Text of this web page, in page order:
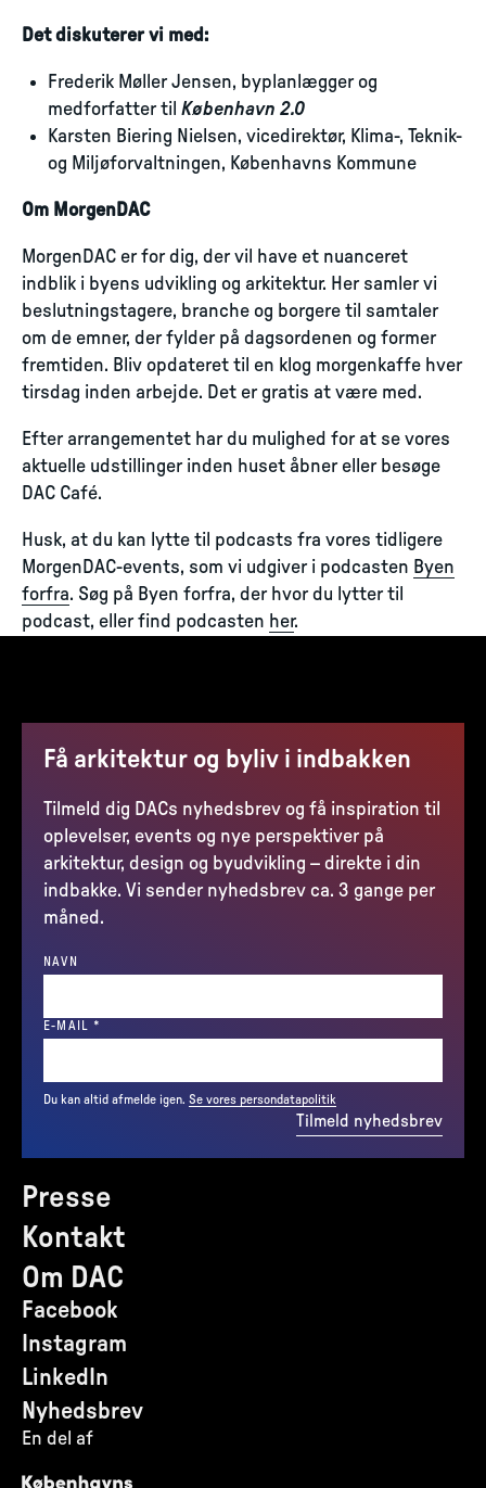
Det diskuterer vi med:
Frederik Møller Jensen, byplanlægger og
medforfatter til København 2.0
Karsten Biering Nielsen, vicedirektør, Klima-, Teknik-
og Miljøforvaltningen, Københavns Kommune
Om MorgenDAC
MorgenDAC er for dig, der vil have et nuanceret
indblik i byens udvikling og arkitektur. Her samler vi
beslutningstagere, branche og borgere til samtaler
om de emner, der fylder på dagsordenen og former
fremtiden. Bliv opdateret til en klog morgenkaffe hver
tirsdag inden arbejde. Det er gratis at være med.
Efter arrangementet har du mulighed for at se vores
aktuelle udstillinger inden huset åbner eller besøge
DAC Café.
Husk, at du kan lytte til podcasts fra vores tidligere
MorgenDAC-events, som vi udgiver i podcasten Byen
forfra. Søg på Byen forfra, der hvor du lytter til
podcast, eller find podcasten her.
Presse
Kontakt
Om DAC
Facebook
Instagram
LinkedIn
Nyhedsbrev
En del af
Få arkitektur og byliv i indbakken
Tilmeld dig DACs nyhedsbrev og få inspiration til
oplevelser, events og nye perspektiver på
arkitektur, design og byudvikling – direkte i din
indbakke. Vi sender nyhedsbrev ca. 3 gange per
måned.
NAVN
E-MAIL *
Du kan altid afmelde igen. Se vores persondatapolitik
Tilmeld nyhedsbrev